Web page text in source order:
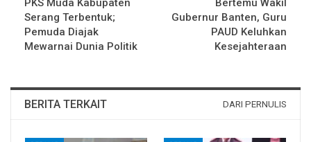
PKS Muda Kabupaten
Serang Terbentuk;
Pemuda Diajak
Mewarnai Dunia Politik
Bertemu Wakil
Gubernur Banten, Guru
PAUD Keluhkan
Kesejahteraan
BERITA TERKAIT DARI PERNULIS